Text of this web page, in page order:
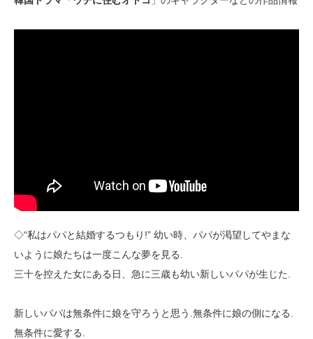
◇“私はパパと結婚するつもり!” 幼い時、パパが渇望してやまな
いように娘たちは一度こんな夢を見る.
三十を控えた女にある日、急に三歳も幼い新しいパパが生じた.
新しいパパは無条件に娘を守ろうと思う.無条件に娘の側になる.
無条件に愛する.